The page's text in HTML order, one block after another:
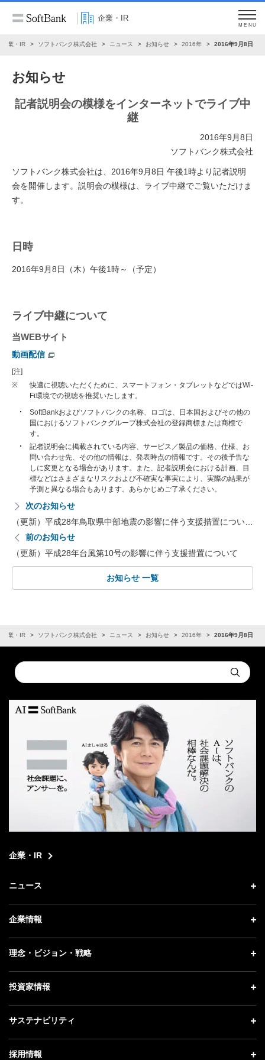
企業・IR
MENU
企業・IR ソフトバンク株式会社 ニュース お知らせ 2016年 2016年9月8日
お知らせ
記者説明会の模様をインターネットでライブ中
継
2016年9月8日
ソフトバンク株式会社
ソフトバンク株式会社は、2016年9月8日 午後1時より記者説明
会を開催します。説明会の模様は、ライブ中継でご覧いただけま
す。
日時
2016年9月8日（木）午後1時～（予定）
ライブ中継について
当WEBサイト
動画配信
[注]
※
快適に視聴いただくために、スマートフォン・タブレットなどではWi-
Fi環境での視聴を推奨いたします。
SoftBankおよびソフトバンクの名称、ロゴは、日本国およびその他の
国におけるソフトバンクグループ株式会社の登録商標または商標で
す。
記者説明会に掲載されている内容、サービス／製品の価格、仕様、お
問い合わせ先、その他の情報は、発表時点の情報です。その後予告な
しに変更となる場合があります。また、記者説明会における計画、目
標などはさまざまなリスクおよび不確実な事実により、実際の結果が
予測と異なる場合もあります。あらかじめご了承ください。
次のお知らせ
（更新）平成28年鳥取県中部地震の影響に伴う支援措置につい…
前のお知らせ
（更新）平成28年台風第10号の影響に伴う支援措置について
お知らせ 一覧
企業・IR ソフトバンク株式会社 ニュース お知らせ 2016年 2016年9月8日
Conduct
a
Submit
企業・IR
ニュース
ニュース トップ
プレスリリース
更新情報
企業情報
企業情報 トップ
社長メッセージ
事業紹介
理念・ビジョン・戦略
理念・ビジョン・戦略 トップ
成長戦略「Activate AI for Society」
人材戦略
投資家情報
投資家情報 トップ
経営方針
サステナビリティ
サステナビリティ トップ
採用情報